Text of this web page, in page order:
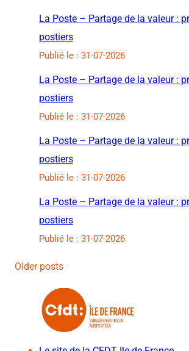
La Poste – Partage de la valeur :
postiers
Publié le : 31-07-2026
La Poste – Partage de la valeur :
postiers
Publié le : 31-07-2026
La Poste – Partage de la valeur :
postiers
Publié le : 31-07-2026
La Poste – Partage de la valeur :
postiers
Publié le : 31-07-2026
Older posts